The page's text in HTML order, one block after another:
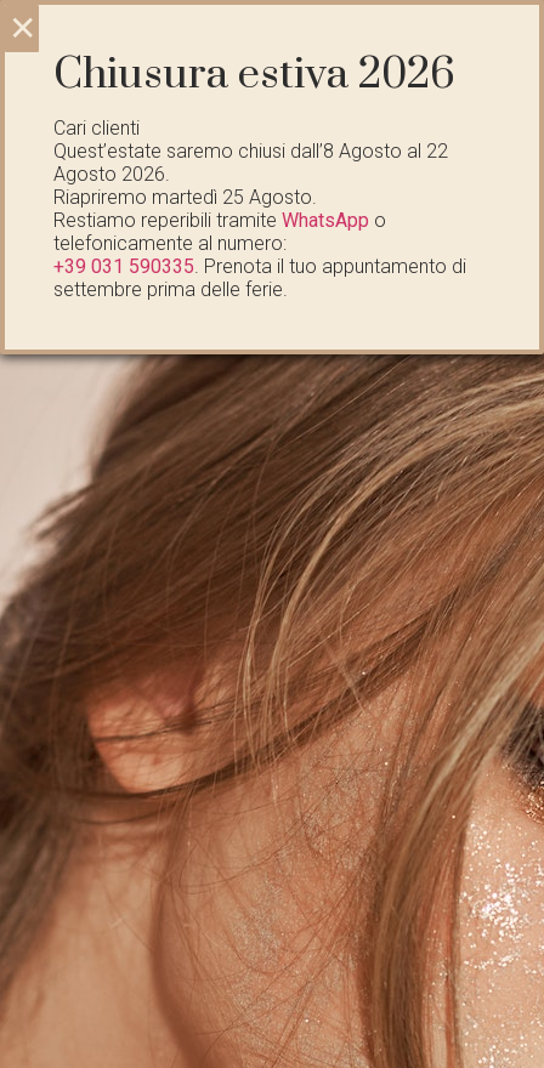
Viso
Cari clienti
Quest’estate saremo chiusi dall’8 Agosto al 22
Agosto 2026.
Riapriremo martedì 25 Agosto.
Restiamo reperibili tramite WhatsApp o
telefonicamente al numero:
+39 031 590335. Prenota il tuo appuntamento di
settembre prima delle ferie.